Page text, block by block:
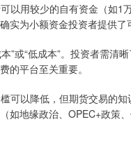
以用较少的自有资金（如
实为小额资金投资者提供了
”或“低成本”。投资者需
的平台至关重要。
可以降低，但期货交易的
如地缘政治、OPEC+政策